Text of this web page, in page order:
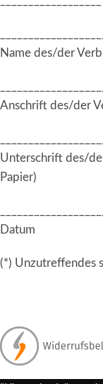
Name des/der
Anschrift des/der
Unterschrift des/
Papier)
Datum
(*) Unzutreffendes